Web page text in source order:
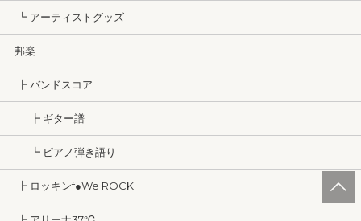
┗ アーティストグッズ
邦楽
┣ バンドスコア
┣ ギター譜
┗ ピアノ弾き語り
┣ ロッキンf●We ROCK